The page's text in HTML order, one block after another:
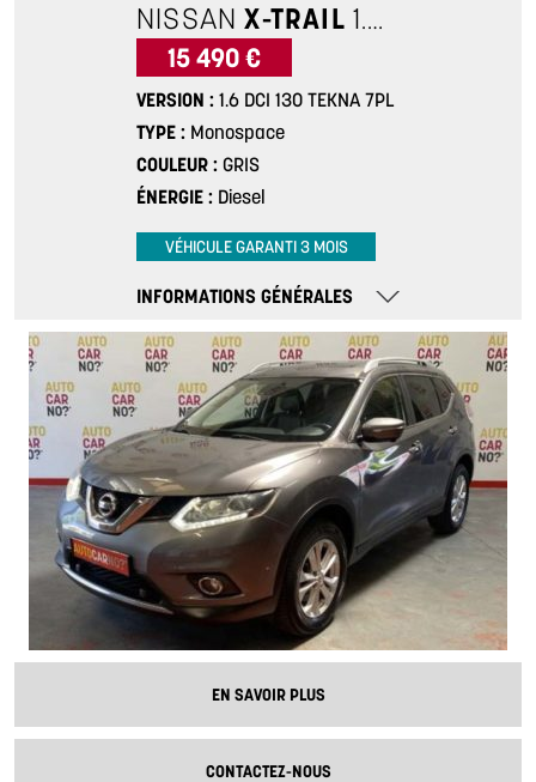
NISSAN X-TRAIL 1.6 DCI 130 TEKNA 7PL
15 490 €
VERSION
1.6 DCI 130 TEKNA 7PL
TYPE
Monospace
COULEUR
GRIS
ÉNERGIE
Diesel
VÉHICULE GARANTI 3 MOIS
INFORMATIONS GÉNÉRALES
EN SAVOIR PLUS
CONTACTEZ-NOUS